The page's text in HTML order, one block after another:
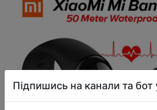
Підпишись на канали та бот